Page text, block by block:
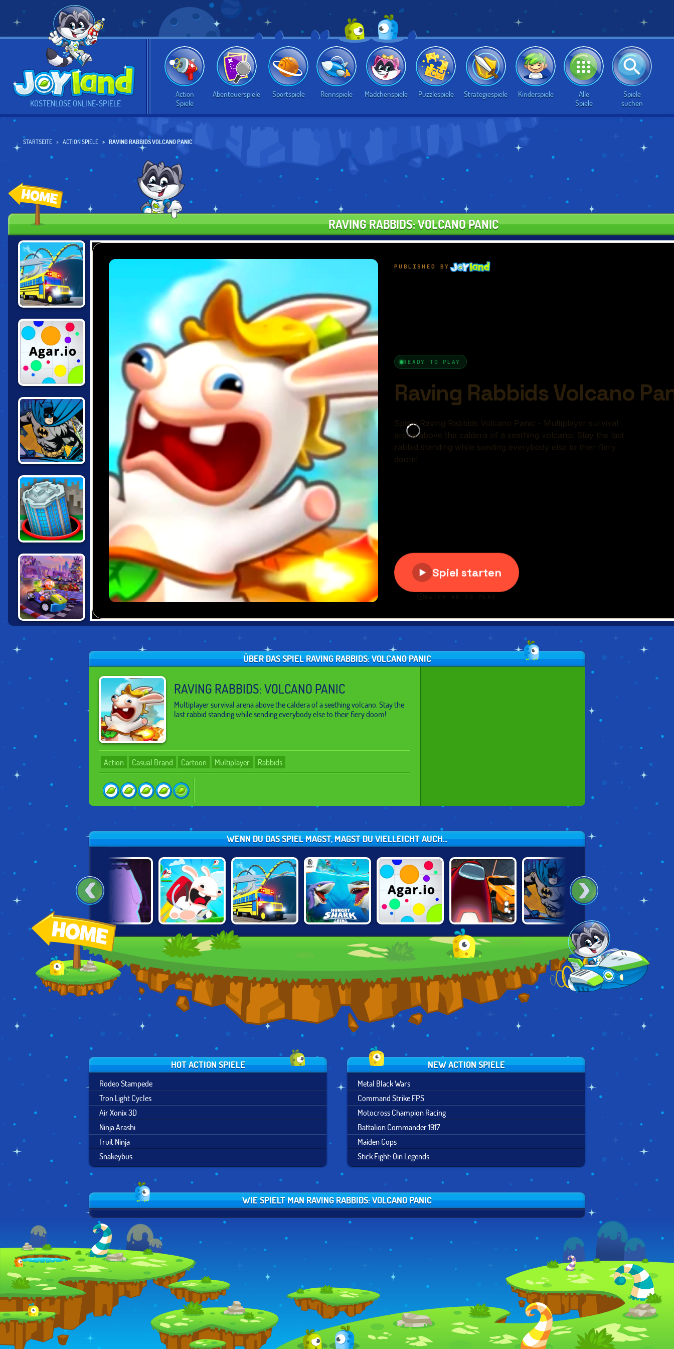
KOSTENLOSE ONLINE-SPIELE
Action
Spiele
Abenteuerspiele Sportspiele Rennspiele Mädchenspiele Puzzlespiele Strategiespiele Kinderspiele
Alle
Spiele
Spiele
suchen
STARTSEITE ACTION SPIELE RAVING RABBIDS VOLCANO PANIC
RAVING RABBIDS: VOLCANO PANIC
SNAKEYBUS
AGAR.IO
FORCE
HOLE.IO
LEGO FRIENDS:
ÜBER DAS SPIEL RAVING RABBIDS: VOLCANO PANIC
RAVING RABBIDS: VOLCANO PANIC
Multiplayer survival arena above the caldera of a seething volcano. Stay the
last rabbid standing while sending everybody else to their fiery doom!
Action Casual Brand Cartoon Multiplayer Rabbids
WENN DU DAS SPIEL MAGST, MAGST DU VIELLEICHT AUCH...
MR BULLET 3D POLAR FORCE
RAVING
RABBIDS: WILD
RACE
SNAKEYBUS AGAR.IO AMONG CARS
BATMAN: STREET
FORCE
EV.IO FUTURE
HOT ACTION SPIELE
Rodeo Stampede
Tron Light Cycles
Air Xonix 3D
Ninja Arashi
Fruit Ninja
Snakeybus
NEW ACTION SPIELE
Metal Black Wars
Command Strike FPS
Motocross Champion Racing
Battalion Commander 1917
Maiden Cops
Stick Fight: Qin Legends
WIE SPIELT MAN RAVING RABBIDS: VOLCANO PANIC